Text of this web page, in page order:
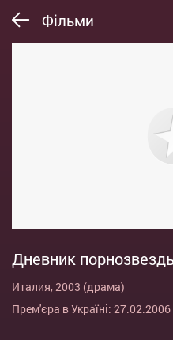
Фільми
Дневник
Италия, 2003 (драма)
Прем'єра в Україні: 27.02.2006